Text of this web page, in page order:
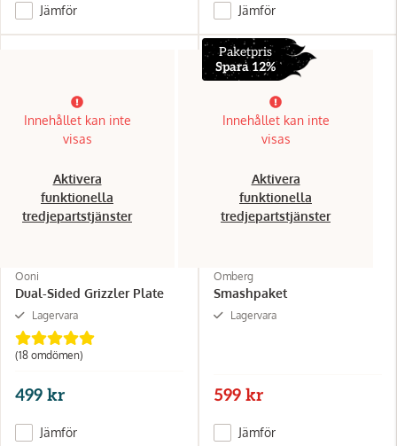
Jämför Jämför
Innehållet kan inte
visas
Aktivera
funktionella
tredjepartstjänster
Ooni
Dual-Sided Grizzler Plate
Lagervara
(18 omdömen)
499 kr
Jämför
Paketpris
Spara 12%
Innehållet kan inte
visas
Aktivera
funktionella
tredjepartstjänster
Omberg
Smashpaket
Lagervara
599 kr
Jämför